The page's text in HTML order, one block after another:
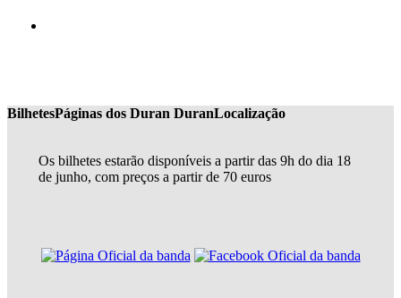
BilhetesPáginas dos Duran DuranLocalização
Os bilhetes estarão disponíveis a partir das 9h do dia 18
de junho, com preços a partir de 70 euros